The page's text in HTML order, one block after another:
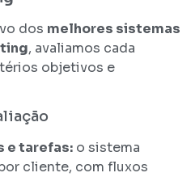
dos melhores sistemas
, avaliamos cada
objetivos e
e tarefas: o sistema
cliente, com fluxos